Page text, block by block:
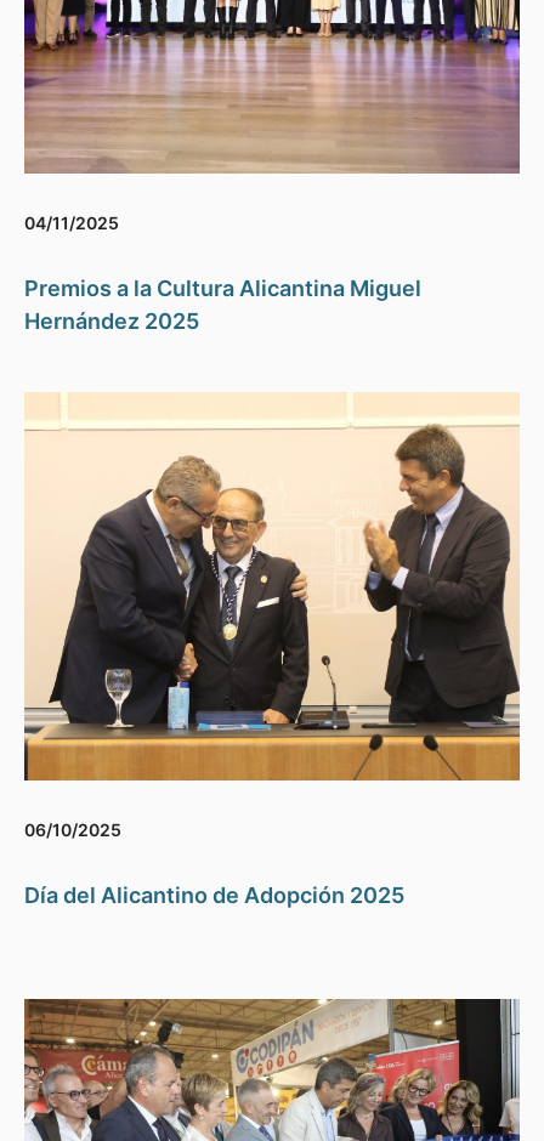
04/11/2025
Premios a la Cultura Alicantina Miguel
Hernández 2025
06/10/2025
Día del Alicantino de Adopción 2025